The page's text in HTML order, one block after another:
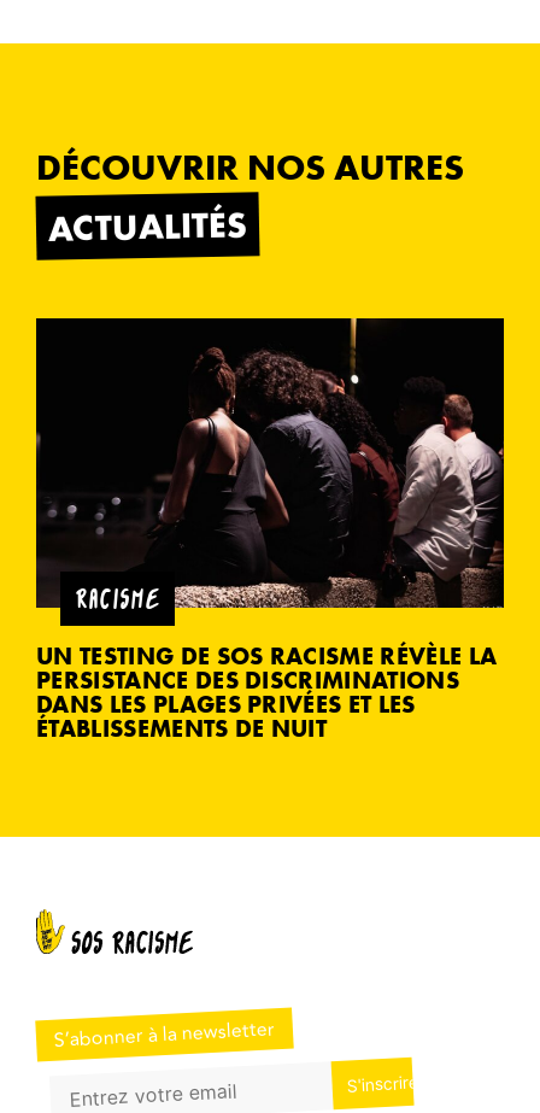
DÉCOUVRIR NOS AUTRES
ACTUALITÉS
RACISME
UN TESTING DE SOS RACISME RÉVÈLE LA
PERSISTANCE DES DISCRIMINATIONS
DANS LES PLAGES PRIVÉES ET LES
ÉTABLISSEMENTS DE NUIT
S’abonner à la newsletter